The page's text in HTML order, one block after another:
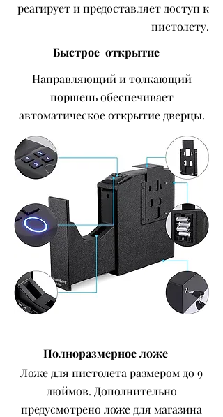
реагирует и предоставляет доступ к
пистолету.
Быстрое открытие
Направляющий и толкающий
поршень обеспечивает
автоматическое открытие дверцы.
Полноразмерное ложе
Ложе для пистолета размером до 9
дюймов. Дополнительно
предусмотрено ложе для магазина